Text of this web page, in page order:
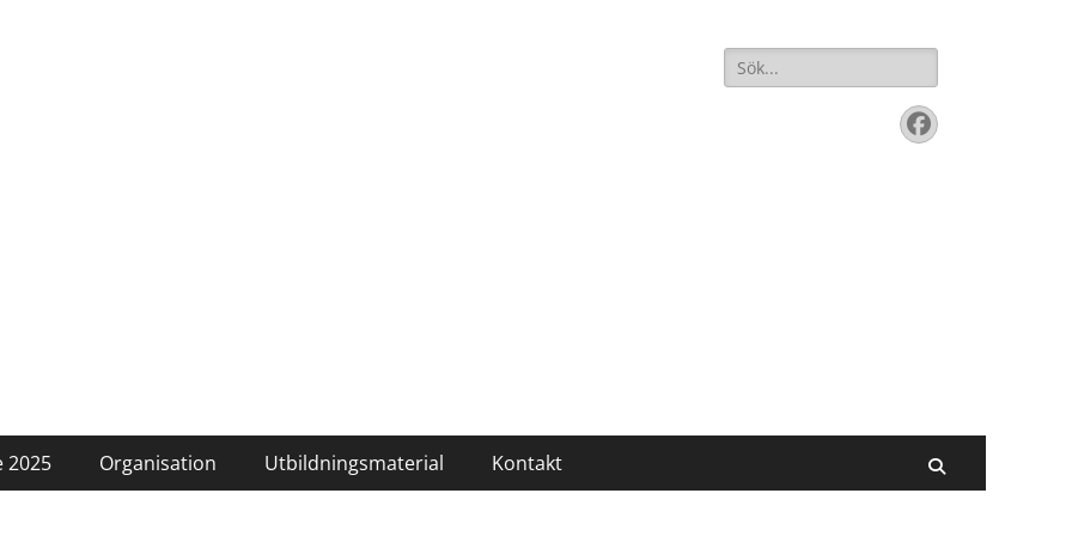
Sök
efter:
Facebook
2025 Organisation Utbildningsmaterial Kontakt